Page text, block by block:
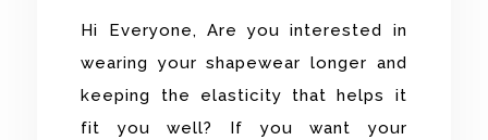
Hi Everyone, Are you interested in
wearing your shapewear longer and
keeping the elasticity that helps it
fit you well? If you want your